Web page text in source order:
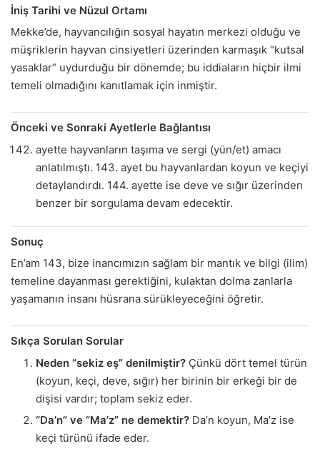
İniş Tarihi ve Nüzul Ortamı
Mekke’de, hayvancılığın sosyal hayatın merkezi olduğu ve
müşriklerin hayvan cinsiyetleri üzerinden karmaşık “kutsal
yasaklar” uydurduğu bir dönemde; bu iddiaların hiçbir ilmi
temeli olmadığını kanıtlamak için inmiştir.
Önceki ve Sonraki Ayetlerle Bağlantısı
ayette hayvanların taşıma ve sergi (yün/et) amacı
anlatılmıştı. 143. ayet bu hayvanlardan koyun ve keçiyi
detaylandırdı. 144. ayette ise deve ve sığır üzerinden
benzer bir sorgulama devam edecektir.
Sonuç
En’am 143, bize inancımızın sağlam bir mantık ve bilgi (ilim)
temeline dayanması gerektiğini, kulaktan dolma zanlarla
yaşamanın insanı hüsrana sürükleyeceğini öğretir.
Sıkça Sorulan Sorular
Neden “sekiz eş” denilmiştir? Çünkü dört temel türün
(koyun, keçi, deve, sığır) her birinin bir erkeği bir de
dişisi vardır; toplam sekiz eder.
“Da’n” ve “Ma’z” ne demektir? Da’n koyun, Ma’z ise
keçi türünü ifade eder.